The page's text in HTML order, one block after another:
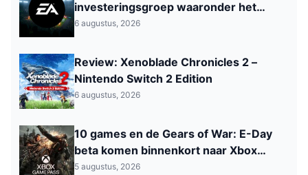
investeringsgroep waaronder het
Saoedi‑Arabisch PIF
6 augustus, 2026
Review: Xenoblade Chronicles 2 –
Nintendo Switch 2 Edition
6 augustus, 2026
10 games en de Gears of War: E-Day
beta komen binnenkort naar Xbox
Game Pass
5 augustus, 2026